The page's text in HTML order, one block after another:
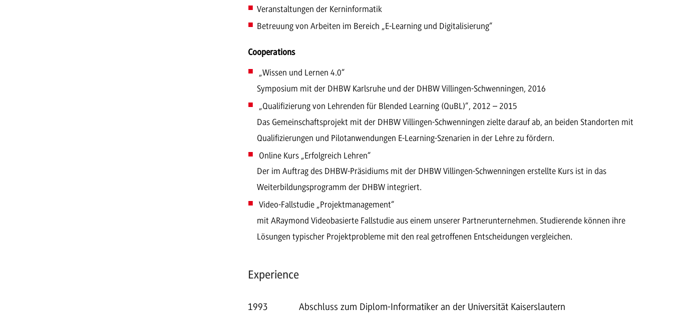
Veranstaltungen der Kerninformatik
Betreuung von Arbeiten im Bereich „E-Learning und Digitalisierung“
Cooperations
„Wissen und Lernen 4.0“
Symposium mit der DHBW Karlsruhe und der DHBW Villingen-Schwenningen, 2016
„Qualifizierung von Lehrenden für Blended Learning (QuBL)“, 2012 – 2015
Das Gemeinschaftsprojekt mit der DHBW Villingen-Schwenningen zielte darauf ab, an beiden Standorten mit
Qualifizierungen und Pilotanwendungen E-Learning-Szenarien in der Lehre zu fördern.
Online Kurs „Erfolgreich Lehren“
Der im Auftrag des DHBW-Präsidiums mit der DHBW Villingen-Schwenningen erstellte Kurs ist in das
Weiterbildungsprogramm der DHBW integriert.
Video-Fallstudie „Projektmanagement“
mit ARaymond Videobasierte Fallstudie aus einem unserer Partnerunternehmen. Studierende können ihre
Lösungen typischer Projektprobleme mit den real getroffenen Entscheidungen vergleichen.
Experience
1993 Abschluss zum Diplom-Informatiker an der Universität Kaiserslautern